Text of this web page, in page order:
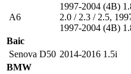
A6
1997-2004 (4B)
2.0 / 2.3 / 2.5,
1997-2004 (4B)
Baic
Senova D50 2014-2016 1.5i
BMW